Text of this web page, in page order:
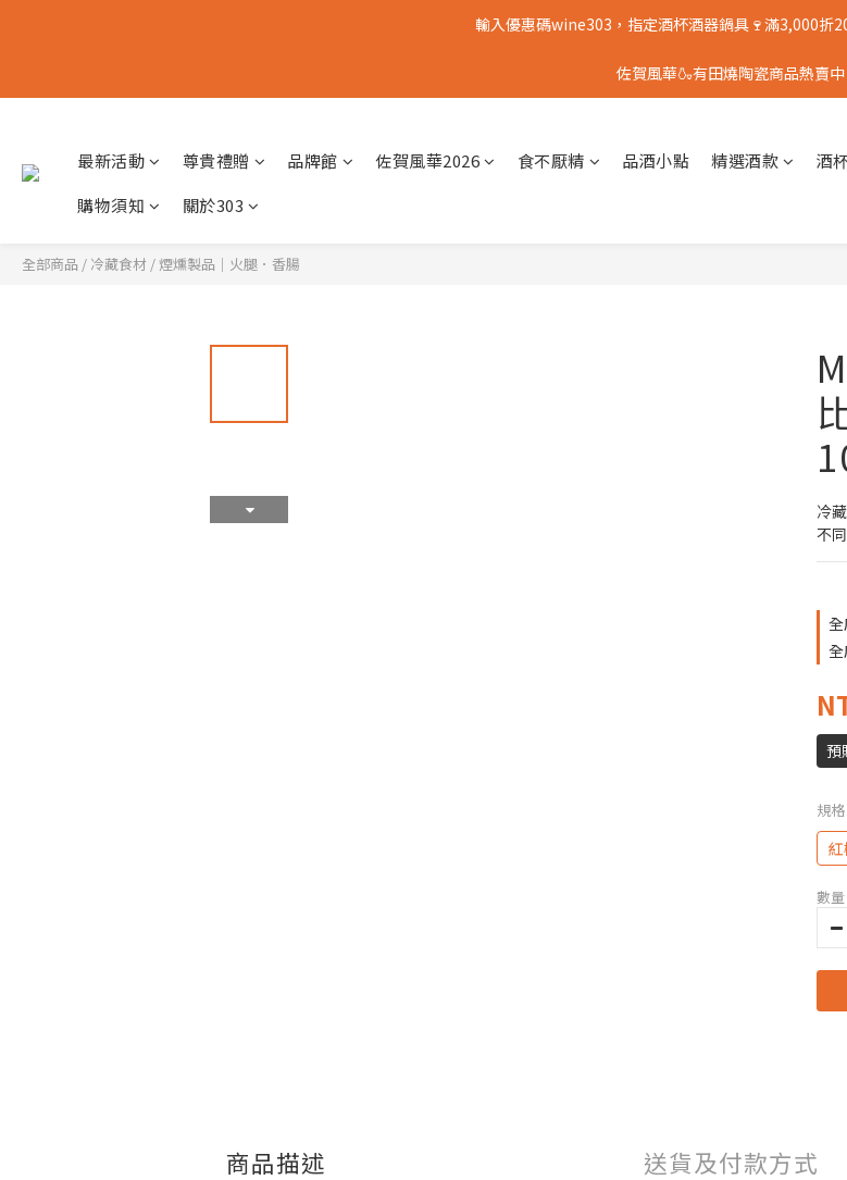
輸入優惠碼wine303，指定酒杯酒器鍋具🍷滿3,000折
佐賀風華🍶有田燒陶瓷商品熱賣中
最新活動 尊貴禮贈 品牌館 佐賀風華2026 食不厭精 品酒小點 精選酒款 酒
購物須知
關於303
全部商品 / 冷藏食材 /煙燻製品｜火腿．香腸
冷
不
預
規格
數量
商品描述 送貨及付款方式